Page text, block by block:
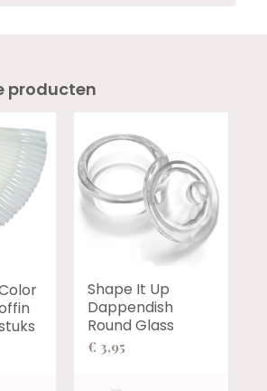
producten
Shape It Up
Dappendish
Round Glass
€ 3,95